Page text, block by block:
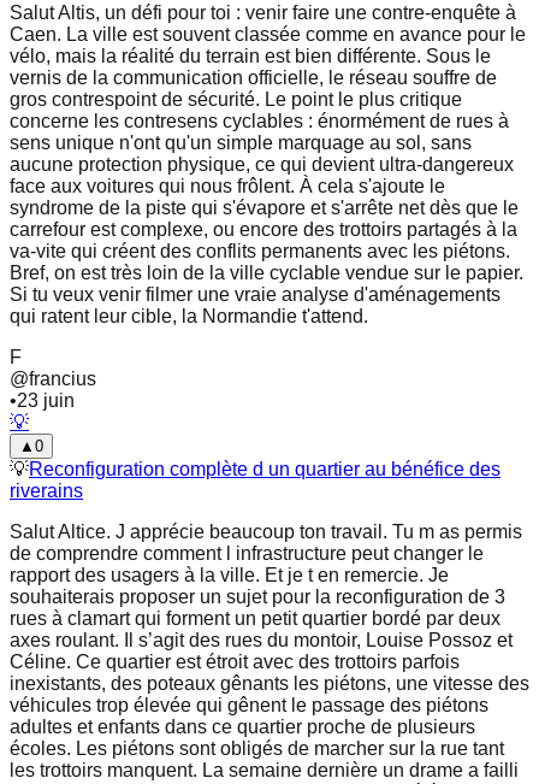
Salut Altis, un défi pour toi : venir faire une contre-enquête à
Caen. La ville est souvent classée comme en avance pour le
vélo, mais la réalité du terrain est bien différente. Sous le
vernis de la communication officielle, le réseau souffre de
gros contrespoint de sécurité. Le point le plus critique
concerne les contresens cyclables : énormément de rues à
sens unique n'ont qu'un simple marquage au sol, sans
aucune protection physique, ce qui devient ultra-dangereux
face aux voitures qui nous frôlent. À cela s'ajoute le
syndrome de la piste qui s'évapore et s'arrête net dès que le
carrefour est complexe, ou encore des trottoirs partagés à la
va-vite qui créent des conflits permanents avec les piétons.
Bref, on est très loin de la ville cyclable vendue sur le papier.
Si tu veux venir filmer une vraie analyse d'aménagements
qui ratent leur cible, la Normandie t'attend.
F
@francius
•23 juin
💡
▲ 0
💡Reconfiguration complète d un quartier au bénéfice des
riverains
Salut Altice. J apprécie beaucoup ton travail. Tu m as permis
de comprendre comment l infrastructure peut changer le
rapport des usagers à la ville. Et je t en remercie. Je
souhaiterais proposer un sujet pour la reconfiguration de 3
rues à clamart qui forment un petit quartier bordé par deux
axes roulant. Il s’agit des rues du montoir, Louise Possoz et
Céline. Ce quartier est étroit avec des trottoirs parfois
inexistants, des poteaux gênants les piétons, une vitesse des
véhicules trop élevée qui gênent le passage des piétons
adultes et enfants dans ce quartier proche de plusieurs
écoles. Les piétons sont obligés de marcher sur la rue tant
les trottoirs manquent. La semaine dernière un drame a failli